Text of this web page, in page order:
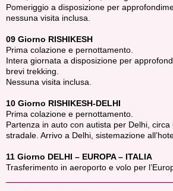
Pomeriggio a disposizione per
nessuna visita inclusa.
09 Giorno RISHIKESH
Prima colazione e pernottamento.
Intera giornata a disposizione per
brevi trekking.
Nessuna visita inclusa.
10 Giorno RISHIKESH-DELHI
Prima colazione e pernottamento.
Partenza in auto con autista per Delhi,
stradale. Arrivo a Delhi, sistemazione
11 Giorno DELHI – EUROPA – ITALIA
Trasferimento in aeroporto e volo per